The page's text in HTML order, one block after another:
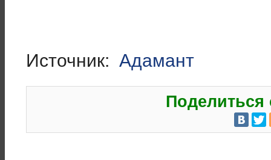
Источник: Адамант
Поделиться